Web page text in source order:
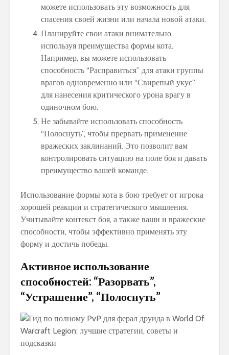
можете использовать эту возможность для
спасения своей жизни или начала новой атаки.
Планируйте свои атаки внимательно,
используя преимущества формы кота.
Например, вы можете использовать
способность “Расправиться” для атаки группы
врагов одновременно или “Свирепый укус”
для нанесения критического урона врагу в
одиночном бою.
Не забывайте использовать способность
“Полоснуть”, чтобы прервать применение
вражеских заклинаний. Это позволит вам
контролировать ситуацию на поле боя и давать
преимущество вашей команде.
Использование формы кота в бою требует от игрока
хорошей реакции и стратегического мышления.
Учитывайте контекст боя, а также ваши и вражеские
способности, чтобы эффективно применять эту
форму и достичь победы.
Активное использование
способностей: “Разорвать”,
“Устрашение”, “Полоснуть”